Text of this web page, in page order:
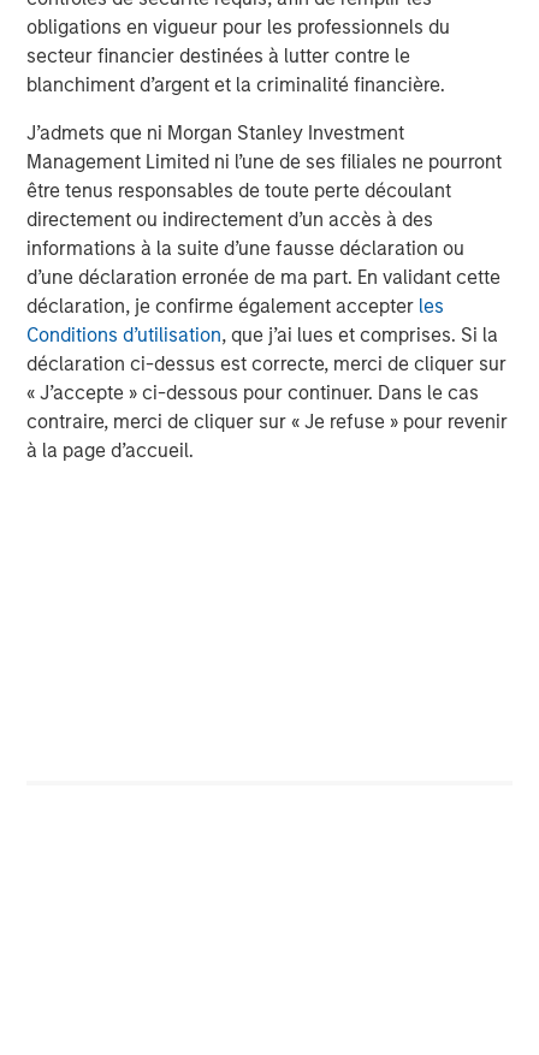
obligations en vigueur pour les professionnels du
secteur financier destinées à lutter contre le
blanchiment d’argent et la criminalité financière.
J’admets que ni Morgan Stanley Investment
Management Limited ni l’une de ses filiales ne pourront
être tenus responsables de toute perte découlant
directement ou indirectement d’un accès à des
informations à la suite d’une fausse déclaration ou
d’une déclaration erronée de ma part. En validant cette
déclaration, je confirme également accepter les
Conditions d’utilisation, que j’ai lues et comprises. Si la
déclaration ci-dessus est correcte, merci de cliquer sur
« J’accepte » ci-dessous pour continuer. Dans le cas
contraire, merci de cliquer sur « Je refuse » pour revenir
à la page d’accueil.
There is no assurance that a portfolio will achieve its investment
objective. Portfolios are subject tomarket risk, which is the
possibility that the market values of securities owned by the
portfolio will decline and that the value of portfolio shares may
therefore be less than what you paid for them. Market values
natural disasters, health crises, terrorism, conflicts, and social
unrest) that affect markets, countries, companies, or
governments. It is difficult to predict the timing, duration, and
potential adverse effects (e.g., portfolio liquidity) of events.
Accordingly, you can lose money investing in a portfolio.
income securities are subject to the ability of an issuer to make
timely principal and interest payments (credit risk), changes in
interest rates (interest rate risk), the creditworthiness of the
issuer and general market liquidity (market risk). In a rising
interest-rate environment, bond prices may fall and may result
in periods of volatility and increased portfolio redemptions. In a
declining interest-rate environment, the portfolio may generate
less income.Longer-term securitiesmay be more sensitive to
interest rate changes. CertainU.S. government securities
purchased by the strategy, such as those issued by Fannie Mae
and Freddie Mac, are not backed by the full faith and credit of
the U.S. It is possible that these issuers will not have the funds